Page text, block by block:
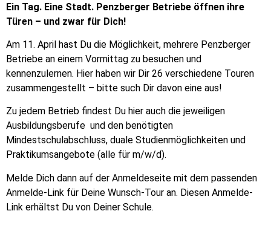
Ein Tag. Eine Stadt. Penzberger Betriebe öffnen ihre
Türen – und zwar für Dich!
Am 11. April hast Du die Möglichkeit, mehrere Penzberger
Betriebe an einem Vormittag zu besuchen und
kennenzulernen. Hier haben wir Dir 26 verschiedene Touren
zusammengestellt – bitte such Dir davon eine aus!
Zu jedem Betrieb findest Du hier auch die jeweiligen
Ausbildungsberufe und den benötigten
Mindestschulabschluss, duale Studienmöglichkeiten und
Praktikumsangebote (alle für m/w/d).
Melde Dich dann auf der Anmeldeseite mit dem passenden
Anmelde-Link für Deine Wunsch-Tour an. Diesen Anmelde-
Link erhältst Du von Deiner Schule.